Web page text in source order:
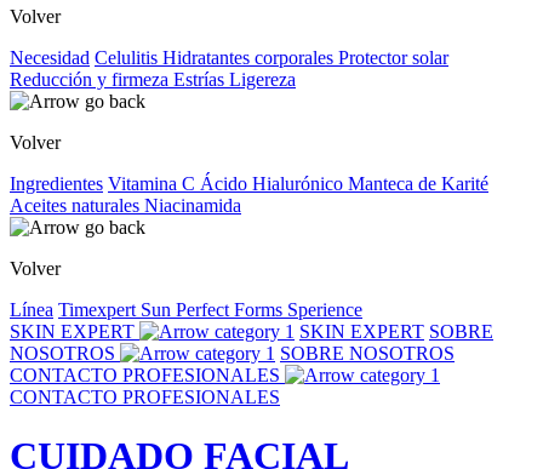
Volver
Necesidad Celulitis Hidratantes corporales Protector solar
Reducción y firmeza Estrías Ligereza
Volver
Ingredientes Vitamina C Ácido Hialurónico Manteca de Karité
Aceites naturales Niacinamida
Volver
Línea Timexpert Sun Perfect Forms Sperience
SKIN EXPERT
SKIN EXPERT SOBRE
NOSOTROS
SOBRE NOSOTROS
CONTACTO PROFESIONALES
CONTACTO PROFESIONALES
CUIDADO FACIAL